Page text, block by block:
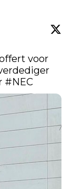
voor
#NEC